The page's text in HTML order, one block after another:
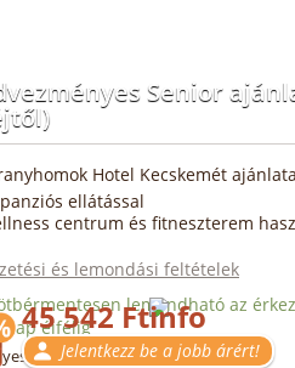
Senior
Hotel Kecskemét
ellátással
centrum és fitneszterem
és lemondási feltételek
lemondható az
nap éjfélig
2028.07.25-ig
45 542 Ft
Jelentkezz be a jobb árért!